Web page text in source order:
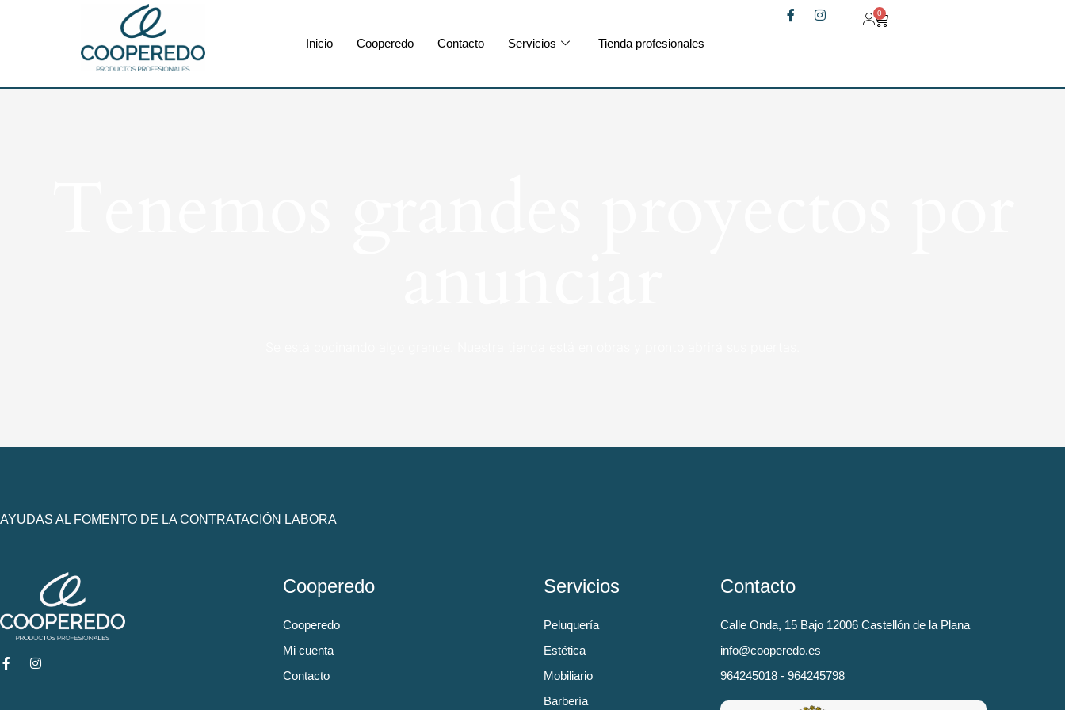
Inicio Cooperedo Contacto Servicios Tienda profesionales
0
AYUDAS AL FOMENTO DE LA CONTRATACIÓN LABORA
Cooperedo
Cooperedo
Mi cuenta
Contacto
Servicios
Peluquería
Estética
Mobiliario
Barbería
Contacto
Calle Onda, 15 Bajo 12006 Castellón de la Plana
info@cooperedo.es
964245018 - 964245798